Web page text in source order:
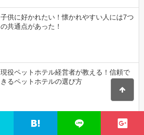
子供に好かれたい！懐かれやすい人には7つ
の共通点があった！
現役ペットホテル経営者が教える！信頼で
きるペットホテルの選び方
子供にDVする母親の11の特徴とは？虐待が